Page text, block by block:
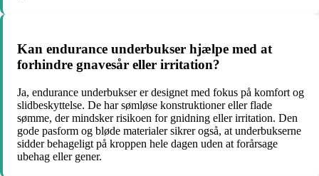
Kan endurance underbukser hjælpe med at
forhindre gnavesår eller irritation?
Ja, endurance underbukser er designet med fokus på komfort og
slidbeskyttelse. De har sømløse konstruktioner eller flade
sømme, der mindsker risikoen for gnidning eller irritation. Den
gode pasform og bløde materialer sikrer også, at underbukserne
sidder behageligt på kroppen hele dagen uden at forårsage
ubehag eller gener.